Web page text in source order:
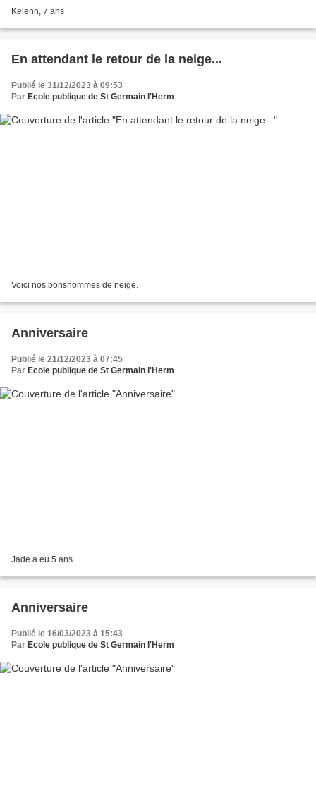
Kelenn, 7 ans
En attendant le retour de la neige...
Publié le 31/12/2023 à 09:53
Par Ecole publique de St Germain l'Herm
Voici nos bonshommes de neige.
Anniversaire
Publié le 21/12/2023 à 07:45
Par Ecole publique de St Germain l'Herm
Jade a eu 5 ans.
Anniversaire
Publié le 16/03/2023 à 15:43
Par Ecole publique de St Germain l'Herm